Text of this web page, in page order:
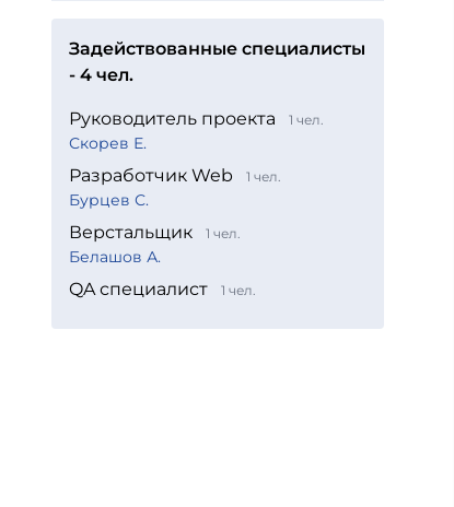
Задействованные специалисты
- 4 чел.
Руководитель проекта 1 чел.
Скорев Е.
Разработчик Web 1 чел.
Бурцев С.
Верстальщик 1 чел.
Белашов А.
QA специалист 1 чел.